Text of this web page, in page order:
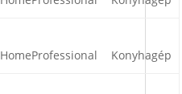
HomeProfessional Konyhagép